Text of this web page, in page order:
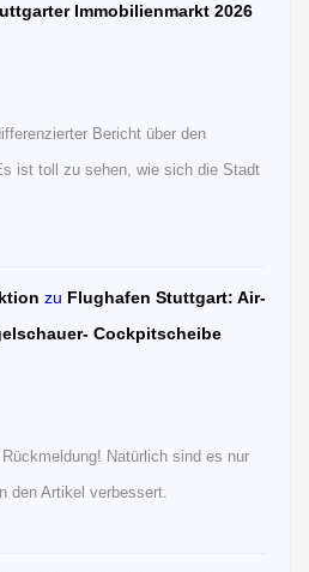
Immobilienmarkt 2026
Bericht über den
ist toll zu sehen, wie sich die Stadt
zu Flughafen Stuttgart: Air-
Cockpitscheibe
Natürlich sind es nur
den Artikel verbessert.